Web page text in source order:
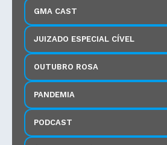
GMA CAST
JUIZADO ESPECIAL CÍVEL
OUTUBRO ROSA
PANDEMIA
PODCAST